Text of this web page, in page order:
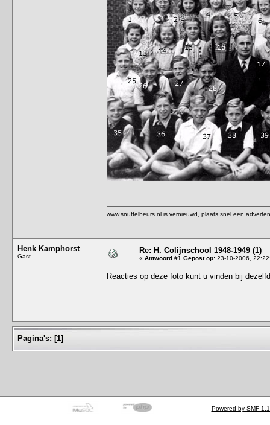
www.snuffelbeurs.nl is vernieuwd, plaats snel een
Henk Kamphorst
Gast
Re: H. Colijnschool 1948-1949 (1)
« Antwoord #1 Gepost op: 23-10-2006,
Reacties op deze foto kunt u vinden bij
Pagina's: [1]
Powered by SMF